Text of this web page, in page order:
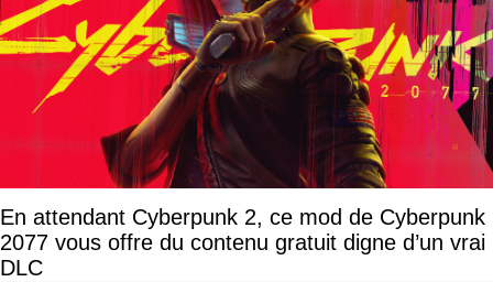
En attendant Cyberpunk 2, ce mod de Cyberpunk
2077 vous offre du contenu gratuit digne d’un vrai
DLC